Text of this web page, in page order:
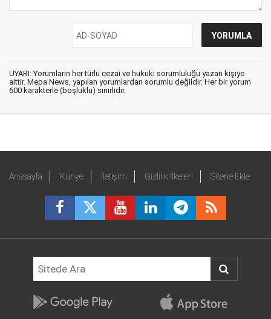
UYARI: Yorumların her türlü cezai ve hukuki sorumluluğu yazan kişiye
aittir. Mepa News, yapılan yorumlardan sorumlu değildir. Her bir yorum
600 karakterle (boşluklu) sınırlıdır.
Anasayfa Künye İletişim Gizlilik İlkeleri Sitene Ekle